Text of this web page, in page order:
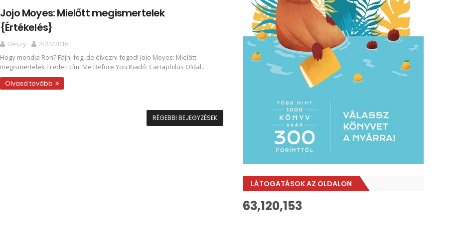
Jojo Moyes: Mielőtt megismertelek
{Értékelés}
Deszy
2/24/2016
Hogy mondja Ron? Fájni fog, de élvezni fogod! Jojo Moyes: Mielőtt
megismertelek Eredeti cím: Me Before You Kiadó: Cartaphilus Oldal...
Olvasd tovább
RÉGEBBI BEJEGYZÉSEK
LÁTOGATÁSOK AZ OLDALON
63,120,153